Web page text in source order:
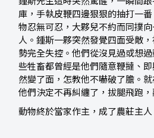
庫，手執皮鞭四邊狠狠的抽打一
物忍無可忍，大夥兒不約而同撲
人。鍾斯一夥突然發覺四面受敵
勢完全失控。他們從沒見過或想
些牲畜都曾經是他們隨意鞭撻、
然變了面，怎教他不嚇破了膽。
他們決定不再糾纏了，拔腿飛跑，
動物終於當家作主，成了農莊主